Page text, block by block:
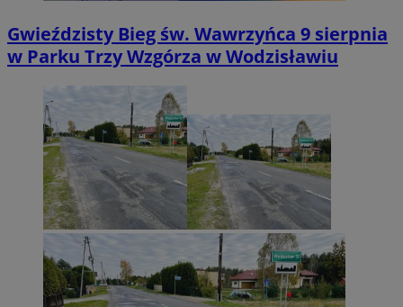
Gwieździsty Bieg św. Wawrzyńca 9 sierpnia
w Parku Trzy Wzgórza w Wodzisławiu